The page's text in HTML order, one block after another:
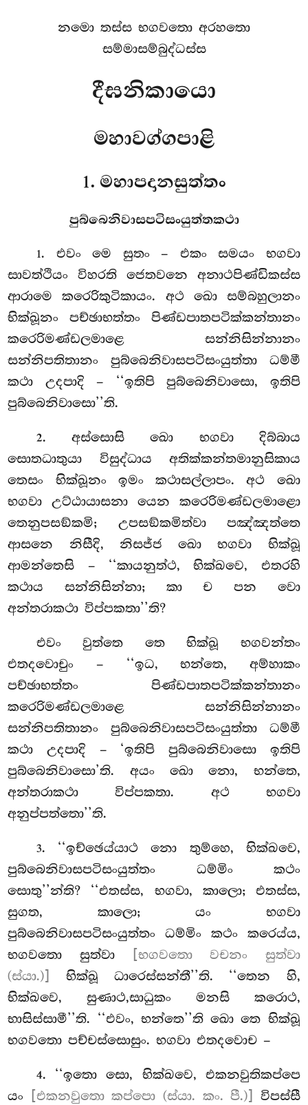
නමො තස්ස භගවතො අරහතො
සම්මාසම්බුද්ධස්ස
දීඝනිකායො
මහාවග්ගපාළි
1. මහාපදානසුත්තං
පුබ්බෙනිවාසපටිසංයුත්තකථා
1. එවංමෙ සුතං – එකං සමයං භගවා
සාවත්ථියං විහරති ජෙතවනෙ අනාථපිණ්ඩිකස්ස
ආරාමෙ කරෙරිකුටිකායං. අථ ඛො සම්බහුලානං
භික්ඛූනං පච්ඡාභත්තං පිණ්ඩපාතපටික්කන්තානං
කරෙරිමණ්ඩලමාළෙ සන්නිසින්නානං
සන්නිපතිතානං පුබ්බෙනිවාසපටිසංයුත්තා ධම්මී
කථා උදපාදි – ‘‘ඉතිපි පුබ්බෙනිවාසො, ඉතිපි
පුබ්බෙනිවාසො’’ති.
2. අස්සොසි ඛො භගවා දිබ්බාය
සොතධාතුයා විසුද්ධාය අතික්කන්තමානුසිකාය
තෙසං භික්ඛූනං ඉමං කථාසල්ලාපං. අථ ඛො
භගවා උට්ඨායාසනා යෙන කරෙරිමණ්ඩලමාළො
තෙනුපසඞ්කමි; උපසඞ්කමිත්වා පඤ්ඤත්තෙ
ආසනෙ නිසීදි, නිසජ්ජ ඛො භගවා භික්ඛූ
ආමන්තෙසි – ‘‘කායනුත්ථ, භික්ඛවෙ, එතරහි
කථාය සන්නිසින්නා; කා ච පන වො
අන්තරාකථා විප්පකතා’’ති?
එවං වුත්තෙ තෙ භික්ඛූ භගවන්තං
එතදවොචුං – ‘‘ඉධ, භන්තෙ, අම්හාකං
පච්ඡාභත්තං පිණ්ඩපාතපටික්කන්තානං
කරෙරිමණ්ඩලමාළෙ සන්නිසින්නානං
සන්නිපතිතානං පුබ්බෙනිවාසපටිසංයුත්තා ධම්මී
කථා උදපාදි – ‘ඉතිපි පුබ්බෙනිවාසො ඉතිපි
පුබ්බෙනිවාසො’ති. අයං ඛො නො, භන්තෙ,
අන්තරාකථා විප්පකතා. අථ භගවා
අනුප්පත්තො’’ති.
3. ‘‘ඉච්ඡෙය්යාථනො තුම්හෙ, භික්ඛවෙ,
පුබ්බෙනිවාසපටිසංයුත්තං ධම්මිං කථං
සොතු’’න්ති? ‘‘එතස්ස, භගවා, කාලො; එතස්ස,
සුගත, කාලො; යං භගවා
පුබ්බෙනිවාසපටිසංයුත්තං ධම්මිං කථං කරෙය්ය,
භගවතො සුත්වා
[භගවතො වචනං සුත්වා
(ස්යා.)]
භික්ඛූ ධාරෙස්සන්තී’’ති. ‘‘තෙන හි,
භික්ඛවෙ, සුණාථ,සාධුකං මනසි කරොථ,
භාසිස්සාමී’’ති. ‘‘එවං, භන්තෙ’’ති ඛො තෙ භික්ඛූ
භගවතො පච්චස්සොසුං. භගවා එතදවොච –
4. ‘‘ඉතො සො, භික්ඛවෙ, එකනවුතිකප්පෙ
යං
[එකනවුතො කප්පො (ස්යා. කං. පී.)]
විපස්සී